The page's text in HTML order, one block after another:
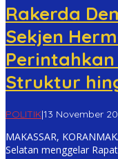
Rakerda
Sekjen
Perintahkan
Struktur
POLITIK|13 November
MAKASSAR,
Selatan menggelar